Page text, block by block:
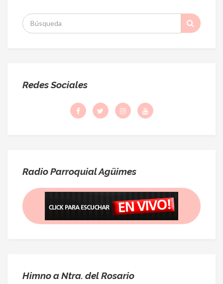
S
:
Redes Sociales
Radio Parroquial Agüimes
Himno a Ntra. del Rosario